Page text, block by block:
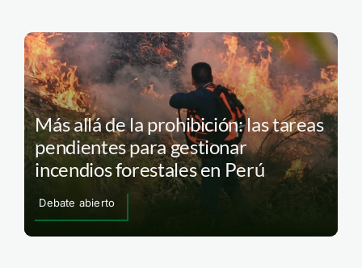
Más allá de la prohibición: las tareas
pendientes para gestionar
incendios forestales en Perú
Debate abierto